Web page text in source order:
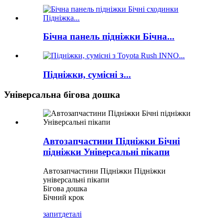
Бічна панель підніжки Бічна...
Підніжки, сумісні з...
Універсальна бігова дошка
Автозапчастини Підніжки Бічні
підніжки Універсальні пікапи
Автозапчастини Підніжки Підніжки
універсальні пікапи
Бігова дошка
Бічний крок
запитдеталі